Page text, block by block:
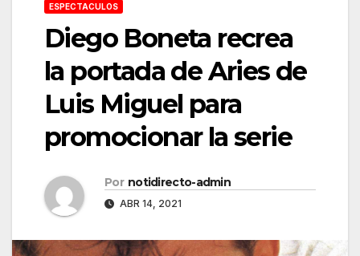
ESPECTACULOS
Diego Boneta recrea
la portada de Aries de
Luis Miguel para
promocionar la serie
Por notidirecto-admin
ABR 14, 2021